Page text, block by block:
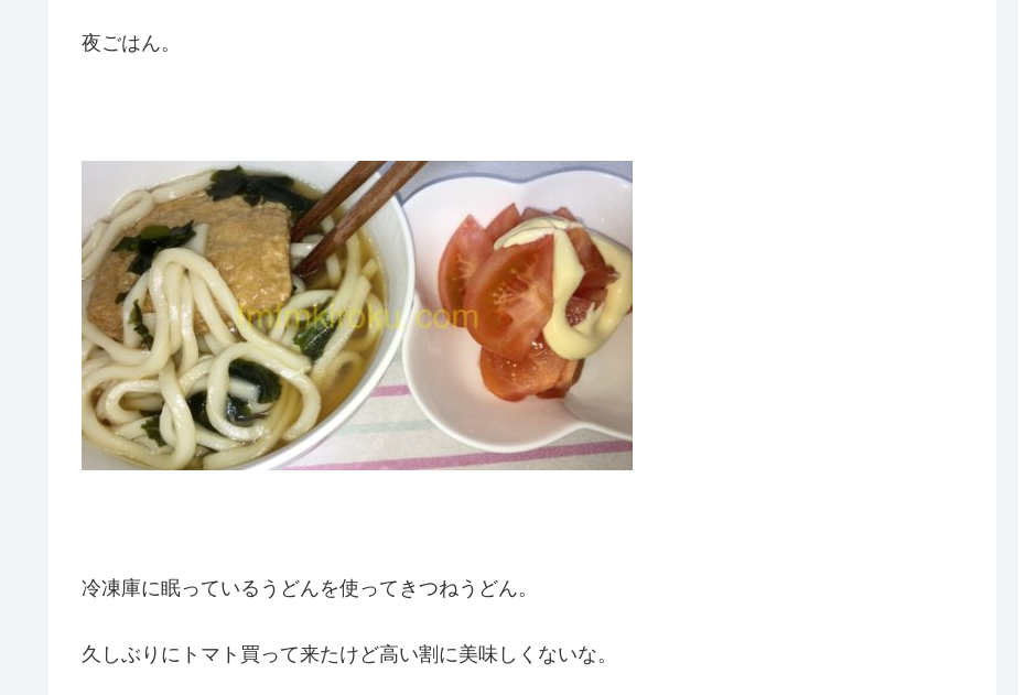
夜ごはん。
冷凍庫に眠っているうどんを使ってきつねうどん。
久しぶりにトマト買って来たけど高い割に美味しくないな。